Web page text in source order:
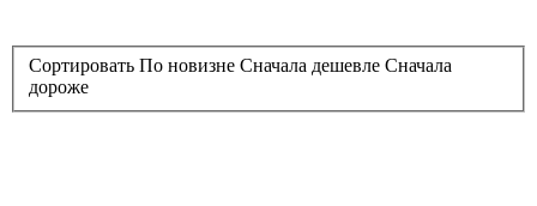
Сортировать По новизне Сначала дешевле Сначала
дороже